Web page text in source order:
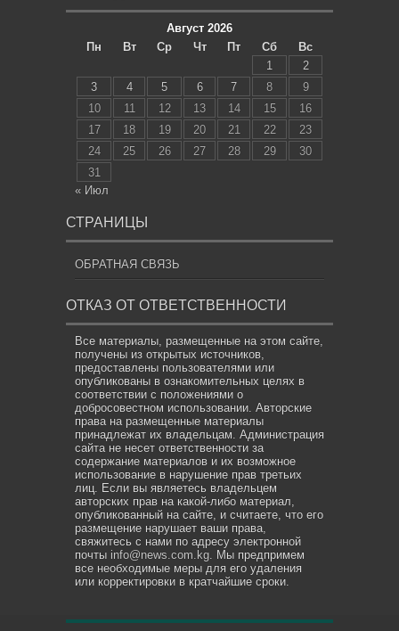
Август 2026
Пн
Вт Ср Чт Пт Сб
Вс
1
2
3
4 5 6 7 8
9
10
11 12 13 14 15
16
17
18 19 20 21 22
23
24
25 26 27 28 29
30
31
« Июл
СТРАНИЦЫ
ОБРАТНАЯ СВЯЗЬ
ОТКАЗ ОТ ОТВЕТСТВЕННОСТИ
Все материалы, размещенные на этом сайте,
получены из открытых источников,
предоставлены пользователями или
опубликованы в ознакомительных целях в
соответствии с положениями о
добросовестном использовании. Авторские
права на размещенные материалы
принадлежат их владельцам. Администрация
сайта не несет ответственности за
содержание материалов и их возможное
использование в нарушение прав третьих
лиц. Если вы являетесь владельцем
авторских прав на какой-либо материал,
опубликованный на сайте, и считаете, что его
размещение нарушает ваши права,
свяжитесь с нами по адресу электронной
почты info@news.com.kg. Мы предпримем
все необходимые меры для его удаления
или корректировки в кратчайшие сроки.